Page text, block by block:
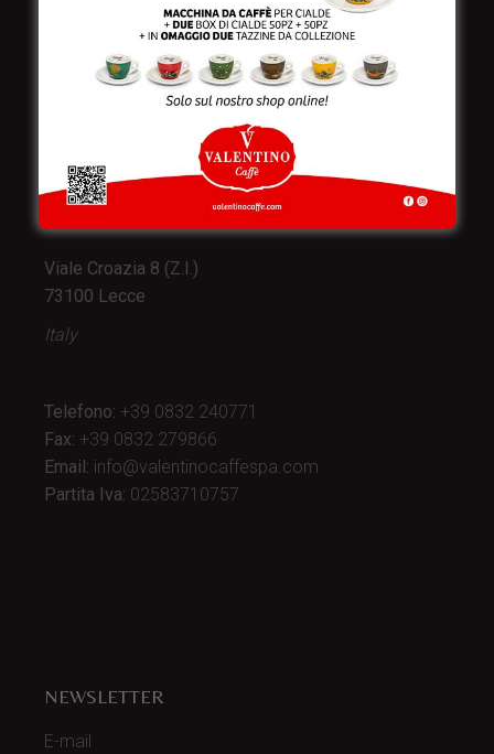
Stabilimento
e produzione:
Viale Croazia 8 (Z.I.)
73100 Lecce
Italy
Telefono: +39 0832 240771
Fax: +39 0832 279866
Email: info@valentinocaffespa.com
Partita Iva: 02583710757
NEWSLETTER